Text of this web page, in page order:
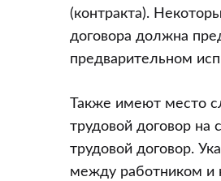
(контракта).
договора должна
предварительном
Также имеют место
трудовой договор на
трудовой договор.
между работником и